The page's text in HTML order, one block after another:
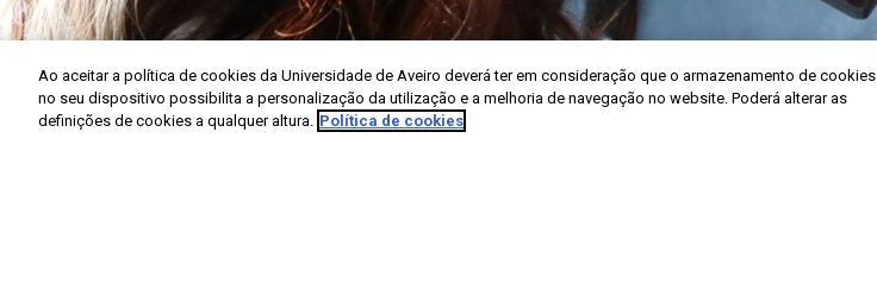
Ao aceitar a política de cookies da Universidade de Aveiro deverá ter em consideração que o armazenamento de cookies
no seu dispositivo possibilita a personalização da utilização e a melhoria de navegação no website. Poderá alterar as
definições de cookies a qualquer altura. Política de cookies